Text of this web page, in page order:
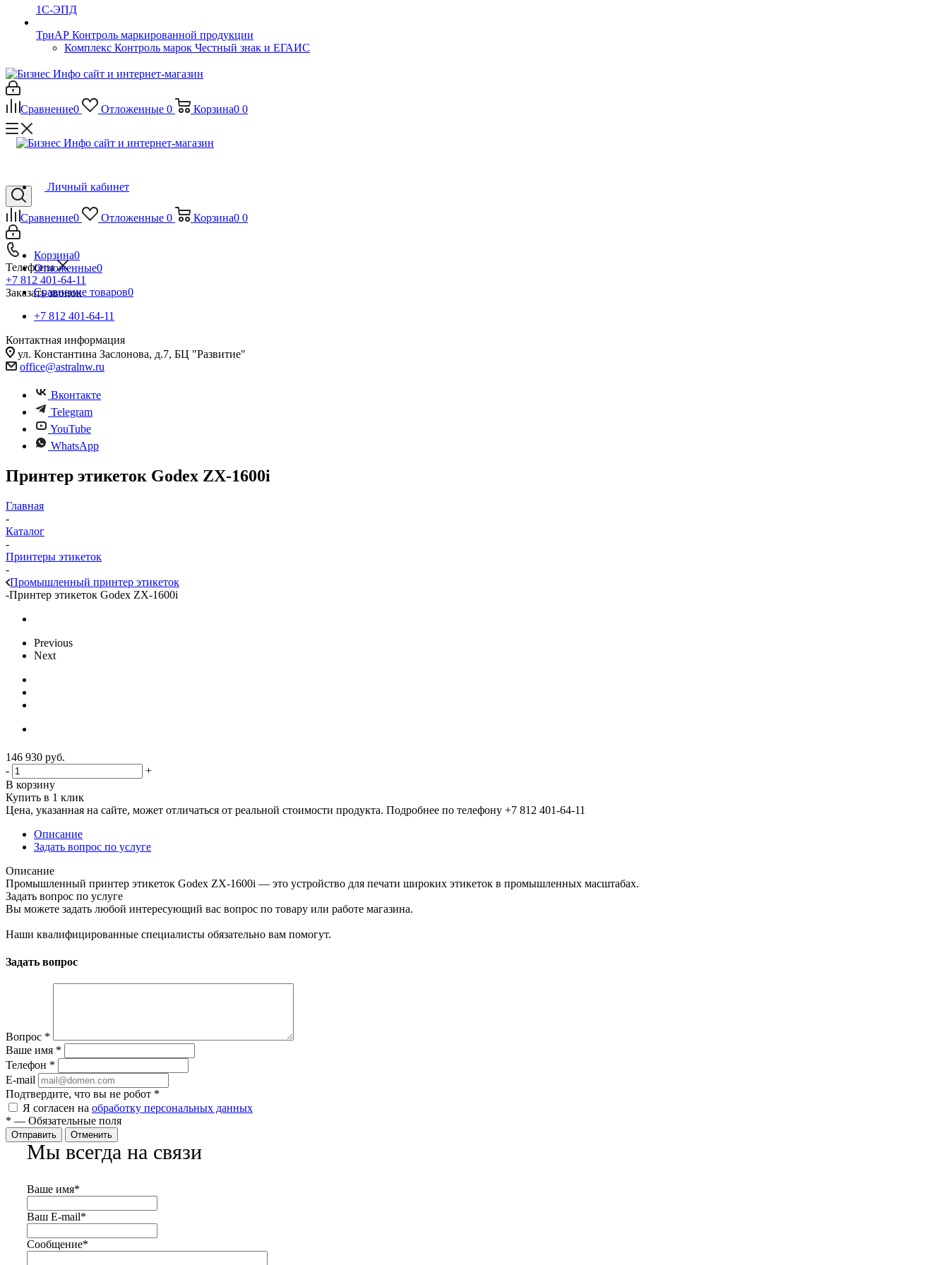
1С-ЭПД
ТриАР Контроль маркированной продукции
Комплекс Контроль марок Честный знак и ЕГАИС
Сравнение0 Отложенные 0 Корзина0 0
Сравнение0 Отложенные 0 Корзина0 0
Телефоны
+7 812 401-64-11
Заказать звонок
Личный кабинет
Корзина0
Отложенные0
Сравнение товаров0
+7 812 401-64-11
Контактная информация
ул. Константина Заслонова, д.7, БЦ "Развитие"
office@astralnw.ru
Вконтакте
Telegram
YouTube
WhatsApp
Принтер этикеток Godex ZX-1600i
Главная
-
Каталог
-
Принтеры этикеток
-
Промышленный принтер этикеток
-Принтер этикеток Godex ZX-1600i
Previous
Next
146 930 руб.
-
+
В корзину
Купить в 1 клик
Цена, указанная на сайте, может отличаться от реальной стоимости продукта. Подробнее по телефону +7 812 401-64-11
Описание
Задать вопрос по услуге
Описание
Промышленный принтер этикеток Godex ZX-1600i — это устройство для печати широких этикеток в промышленных масштабах.
Задать вопрос по услуге
Вы можете задать любой интересующий вас вопрос по товару или работе магазина.
Наши квалифицированные специалисты обязательно вам помогут.
Задать вопрос
Вопрос *
Ваше имя *
Телефон *
E-mail
Подтвердите, что вы не робот *
Я согласен на обработку персональных данных
* — Обязательные поля
Отправить Отменить
Мы всегда на связи
Ваше имя*
Ваш E-mail*
Сообщение*